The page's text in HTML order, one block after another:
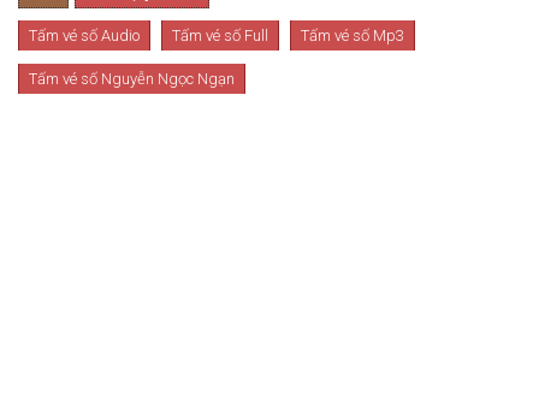
Tấm vé số Audio Tấm vé số Full Tấm vé số Mp3
Tấm vé số Nguyễn Ngọc Ngạn